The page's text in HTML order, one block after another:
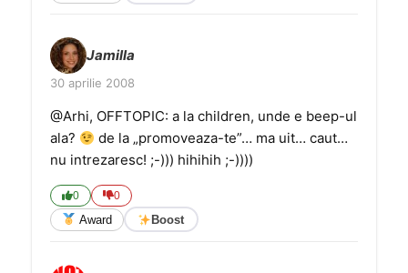
Jamilla
30 aprilie 2008
@Arhi, OFFTOPIC: a la children, unde e beep-ul
ala?
de la „promoveaza-te”… ma uit… caut…
nu intrezaresc! ;-))) hihihih ;-))))
0 0
Award Boost